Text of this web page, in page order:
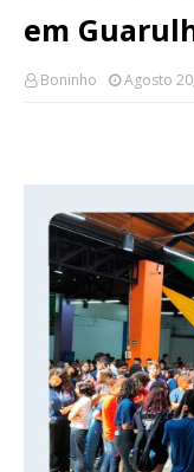
em
Boninho Agosto